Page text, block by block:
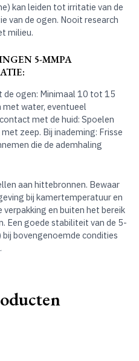
kan leiden tot irritatie van de
van de ogen. Nooit research
milieu.
5-MMPA
de ogen: Minimaal 10 tot 15
water, eventueel
met de huid: Spoelen
zeep. Bij inademing: Frisse
die de ademhaling
aan hittebronnen. Bewaar
bij kamertemperatuur en
verpakking en buiten het bereik
Een goede stabiliteit van de 5-
bij bovengenoemde condities